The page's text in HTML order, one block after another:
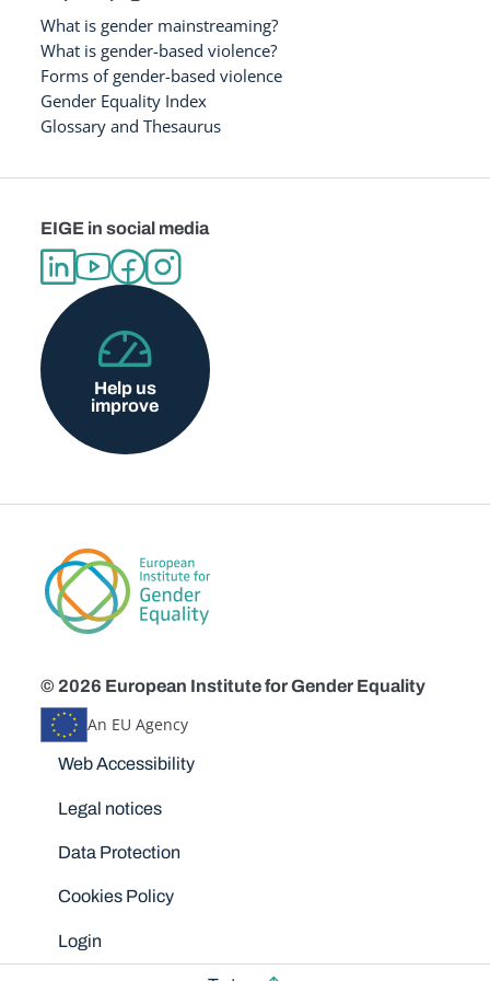
What is gender mainstreaming?
What is gender-based violence?
Forms of gender-based violence
Gender Equality Index
Glossary and Thesaurus
EIGE in social media
Help us
improve
© 2026 European Institute for Gender Equality
An EU Agency
Disclaimers
Web Accessibility
Legal notices
Data Protection
Cookies Policy
Login